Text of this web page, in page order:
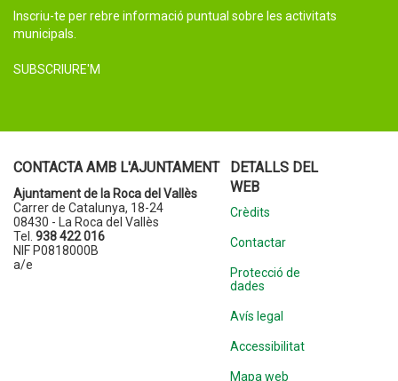
Inscriu-te per rebre informació puntual sobre les activitats
municipals.
SUBSCRIURE'M
CONTACTA AMB L'AJUNTAMENT
Ajuntament de la Roca del Vallès
Carrer de Catalunya, 18-24
08430 - La Roca del Vallès
Tel. 938 422 016
NIF P0818000B
a/e
DETALLS DEL
WEB
Crèdits
Contactar
Protecció de
dades
Avís legal
Accessibilitat
Mapa web